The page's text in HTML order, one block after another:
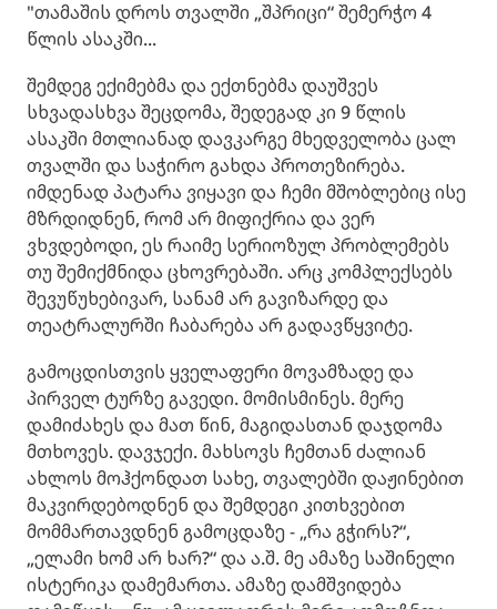
"თამაშის დროს თვალში „შპრიცი“ შემერჭო 4
წლის ასაკში...
შემდეგ ექიმებმა და ექთნებმა დაუშვეს
სხვადასხვა შეცდომა, შედეგად კი 9 წლის
ასაკში მთლიანად დავკარგე მხედველობა ცალ
თვალში და საჭირო გახდა პროთეზირება.
იმდენად პატარა ვიყავი და ჩემი მშობლებიც ისე
მზრდიდნენ, რომ არ მიფიქრია და ვერ
ვხვდებოდი, ეს რაიმე სერიოზულ პრობლემებს
თუ შემიქმნიდა ცხოვრებაში. არც კომპლექსებს
შევუწუხებივარ, სანამ არ გავიზარდე და
თეატრალურში ჩაბარება არ გადავწყვიტე.
გამოცდისთვის ყველაფერი მოვამზადე და
პირველ ტურზე გავედი. მომისმინეს. მერე
დამიძახეს და მათ წინ, მაგიდასთან დაჯდომა
მთხოვეს. დავჯექი. მახსოვს ჩემთან ძალიან
ახლოს მოჰქონდათ სახე, თვალებში დაჟინებით
მაკვირდებოდნენ და შემდეგი კითხვებით
მომმართავდნენ გამოცდაზე - „რა გჭირს?“,
„ელამი ხომ არ ხარ?“ და ა.შ. მე ამაზე საშინელი
ისტერიკა დამემართა. ამაზე დამშვიდება